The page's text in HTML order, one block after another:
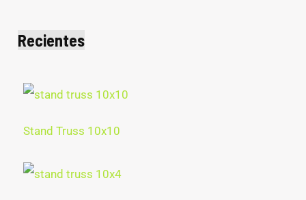
Recientes
Stand Truss 10x10